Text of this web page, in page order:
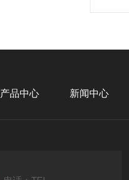
产品中心 新闻中心